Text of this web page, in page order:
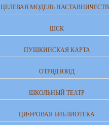
ЦЕЛЕВАЯ МОДЕЛЬ
ШСК
ПУШКИНСКАЯ КАРТА
ОТРЯД ЮИД
ШКОЛЬНЫЙ ТЕАТР
ЦИФРОВАЯ БИБЛИОТЕКА